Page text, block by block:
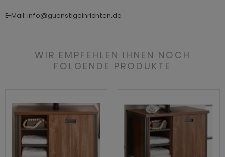
E-Mail: info@guenstigeinrichten.de
WIR EMPFEHLEN IHNEN NOCH
FOLGENDE PRODUKTE
Tomaso
Vestland
Ward